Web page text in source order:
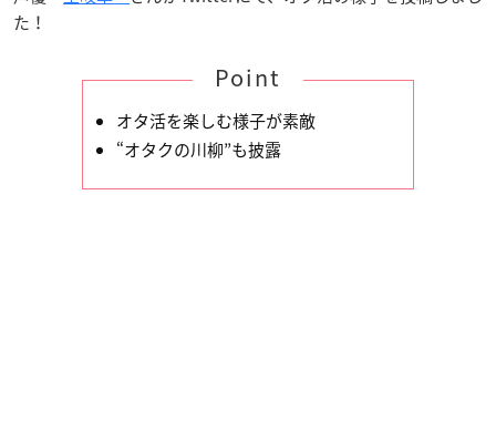
た！
Point
オタ活を楽しむ様子が素敵
“オタクの川柳”も披露